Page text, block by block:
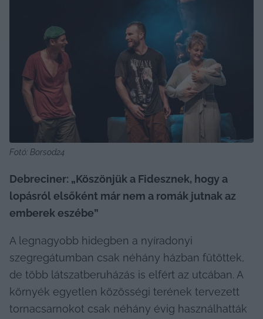
Fotó: Borsod24
Debreciner: „Köszönjük a Fidesznek, hogy a
lopásról elsőként már nem a romák jutnak az
emberek eszébe”
A legnagyobb hidegben a nyíradonyi
szegregátumban csak néhány házban fűtöttek,
de több látszatberuházás is elfért az utcában. A
környék egyetlen közösségi terének tervezett
tornacsarnokot csak néhány évig használhatták